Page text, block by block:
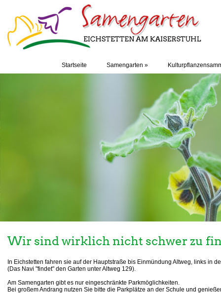
Startseite Samengarten »
Wir sind wirklich nicht schwer zu
In Eichstetten fahren sie auf der Hauptstraße bis Einmündung Altweg, links in
(Das Navi "findet" den Garten unter Altweg 129).
Am Samengarten gibt es nur eingeschränkte Parkmöglichkeiten.
Bei großem Andrang nutzen Sie bitte die Parkplätze an der Schule und